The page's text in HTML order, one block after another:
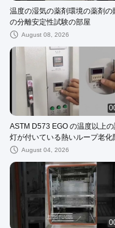
温度の湿気の薬剤環境の薬剤の
の分離安定性試験の部屋
August 08, 2026
ASTM D573 EGO の温度以上
灯が付いている熱いループ老化
黄色の試験機
August 04, 2026